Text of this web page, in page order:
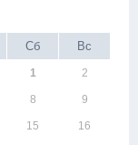
Сб Вс
1 2
8 9
15 16